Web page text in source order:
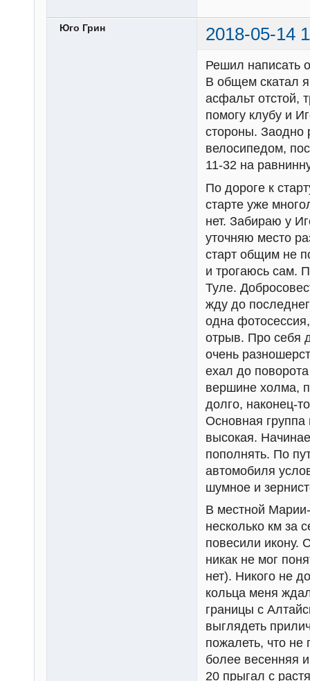
Юго Грин 2018-05-14
Решил написать
В общем скатал
асфальт отстой,
помогу клубу и
стороны. Заодно
велосипедом,
11-32 на
По дороге к
старте уже
нет. Забираю у
уточняю место
старт общим не
и трогаюсь сам.
Туле.
жду до
одна
отрыв. Про себя
очень
ехал до
вершине холма,
долго, наконец-
Основная
высокая.
пополнять. По
автомобиля
шумное и
В местной
несколько км за
повесили икону.
никак не мог
нет). Никого не
кольца меня
границы с
выглядеть
пожалеть, что не
более весенняя
20 прыгал с